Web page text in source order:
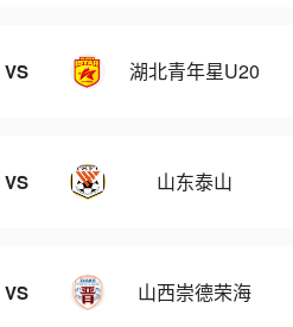
VS 湖北青年星U20
VS 山东泰山
VS 山西崇德荣海